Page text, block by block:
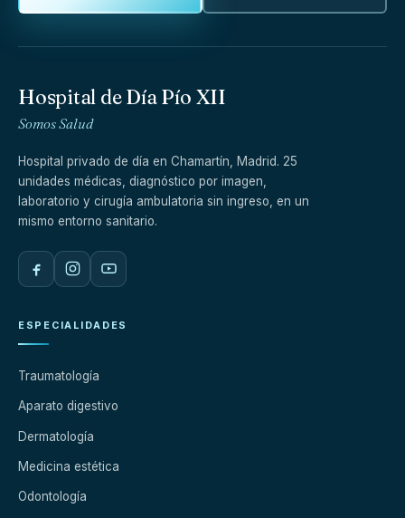
Hospital de Día Pío XII
Somos Salud
Hospital privado de día en Chamartín, Madrid. 25
unidades médicas, diagnóstico por imagen,
laboratorio y cirugía ambulatoria sin ingreso, en un
mismo entorno sanitario.
ESPECIALIDADES
Traumatología
Aparato digestivo
Dermatología
Medicina estética
Odontología